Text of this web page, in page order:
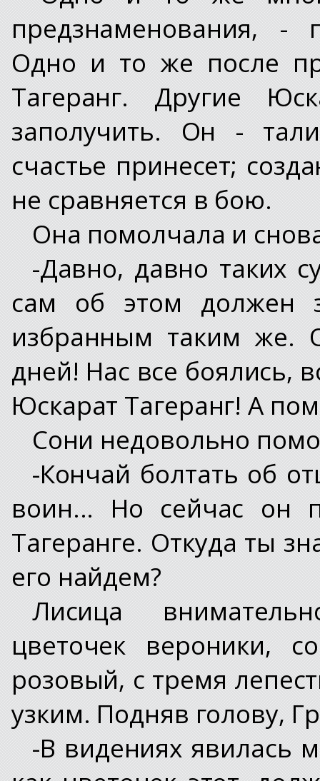
предзнаменования, -
Одно и то же после
Тагеранг. Другие
заполучить. Он -
счастье принесет;
не сравняется в бою.
Она помолчала и
-Давно, давно таких
сам об этом должен
избранным таким же.
дней! Нас все боялись,
Юскарат Тагеранг! А
Сони недовольно
-Кончай болтать об
воин... Но сейчас он
Тагеранге. Откуда ты
его найдем?
Лисица
цветочек вероники,
розовый, с тремя
узким. Подняв голову,
-В видениях явилась